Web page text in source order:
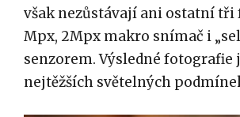
však nezůstávají ani ostatní
Mpx, 2Mpx makro snímač i
senzorem. Výsledné fotografie
nejtěžších světelných